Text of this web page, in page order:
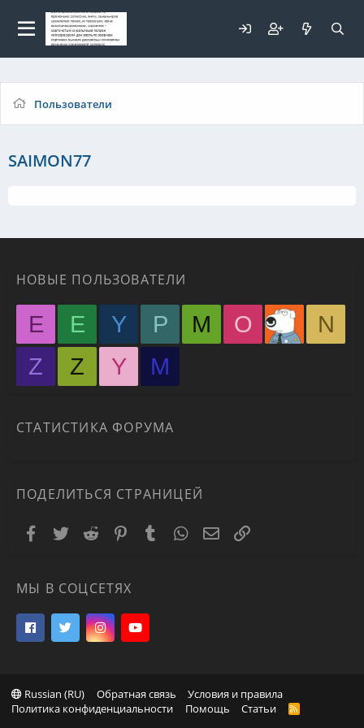
Пользователи
SAIMON77
НОВЫЕ ПОЛЬЗОВАТЕЛИ
E E Y P M O
N
Z
Z Y М
СТАТИСТИКА ФОРУМА
ПОДЕЛИТЬСЯ СТРАНИЦЕЙ
Facebook
TwitterReddit PinterestTumblrWhatsAppЭлектронная почта
Ссылка
МЫ В СОЦСЕТЯХ
Russian (RU) Обратная связь
Условия и правила
Политика конфиденциальности
Помощь Статьи
R
Для любых предложений по
сайту: elaizik@cp9.ru